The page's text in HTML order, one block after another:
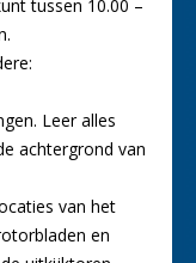
tussen 10.00 –
Leer alles
achtergrond van
van het
en